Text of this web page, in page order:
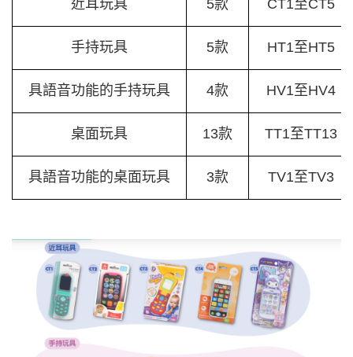
近耳玩具 5款 CT1至CT5
手持玩具 5款 HT1至HT5
具語音功能的手持玩具 4款 HV1至HV4
桌面玩具 13款 TT1至TT13
具語音功能的桌面玩具 3款 TV1至TV3